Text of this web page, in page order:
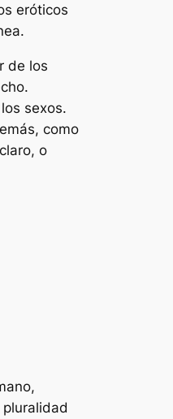
eróticos
de los
sexos.
como
o